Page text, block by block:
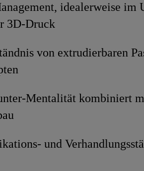
idealerweise im
3D-Druck
von extrudierbaren
Mentalität kombiniert
und